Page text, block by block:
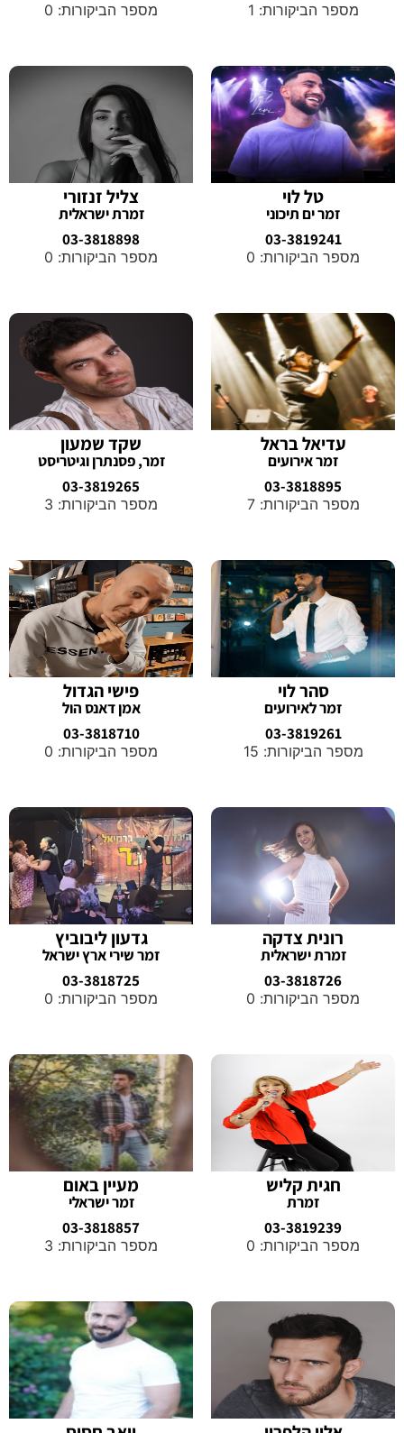
מספר הביקורות: 1 מספר הביקורות: 0
טל לוי
זמר ים תיכוני
03-3819241
מספר הביקורות: 0
צליל זנזורי
זמרת ישראלית
03-3818898
מספר הביקורות: 0
עדיאל בראל
זמר אירועים
03-3818895
מספר הביקורות: 7
שקד שמעון
זמר, פסנתרן וגיטריסט
03-3819265
מספר הביקורות: 3
סהר לוי
זמר לאירועים
03-3819261
מספר הביקורות: 15
פישי הגדול
אמן דאנס הול
03-3818710
מספר הביקורות: 0
רונית צדקה
זמרת ישראלית
03-3818726
מספר הביקורות: 0
גדעון ליבוביץ
זמר שירי ארץ ישראל
03-3818725
מספר הביקורות: 0
חגית קליש
זמרת
03-3819239
מספר הביקורות: 0
מעיין באום
זמר ישראלי
03-3818857
מספר הביקורות: 3